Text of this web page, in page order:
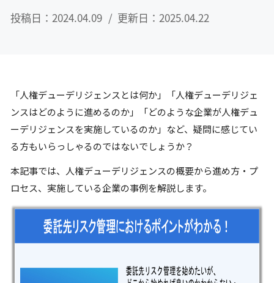
投稿日：2024.04.09 更新日：2025.04.22
「人権デューデリジェンスとは何か」「人権デューデリジェ
ンスはどのように進めるのか」「どのような企業が人権デュ
ーデリジェンスを実施しているのか」など、疑問に感じてい
る方もいらっしゃるのではないでしょうか？
本記事では、人権デューデリジェンスの概要から進め方・プ
ロセス、実施している企業の事例を解説します。